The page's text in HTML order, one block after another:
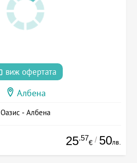
виж офертата
Албена
Оазис - Албена
25.57
€ / 50лв.